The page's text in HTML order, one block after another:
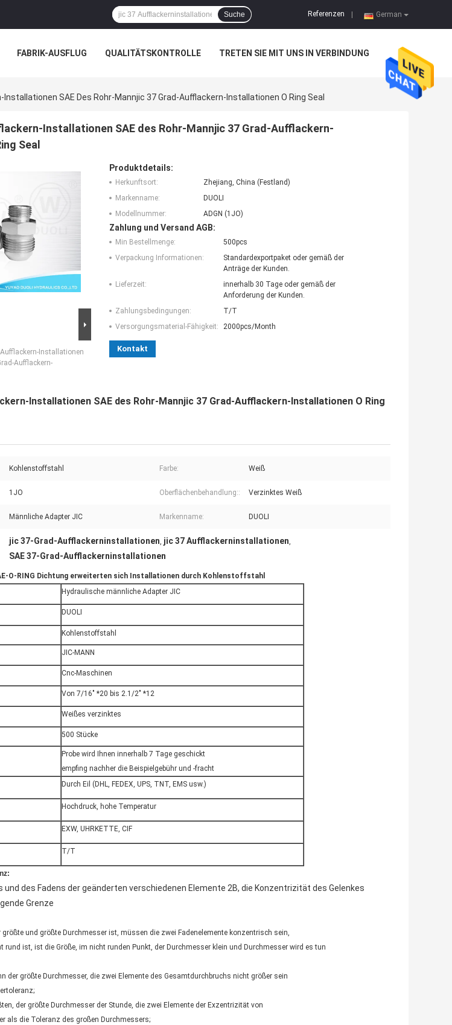
German
Referenzen
Suche
FABRIK-AUSFLUG QUALITÄTSKONTROLLE TRETEN SIE MIT UNS IN VERBINDUNG
SAE Des Rohr-Mannjic 37 Grad-Aufflackern-Installationen O Ring Seal
Installationen SAE des Rohr-Mannjic 37 Grad-Aufflackern-
Seal
Installationen
Aufflackern-
Produktdetails:
Herkunftsort:
Zhejiang, China (Festland)
Markenname:
DUOLI
Modellnummer:
ADGN (1JO)
Zahlung und Versand AGB:
Min Bestellmenge:
500pcs
Verpackung Informationen:
Standardexportpaket oder gemäß der
Anträge der Kunden.
Lieferzeit:
innerhalb 30 Tage oder gemäß der
Anforderung der Kunden.
Zahlungsbedingungen:
T/T
Versorgungsmaterial-Fähigkeit:
2000pcs/Month
Kontakt
Installationen SAE des Rohr-Mannjic 37 Grad-Aufflackern-Installationen O Ring
Kohlenstoffstahl Farbe: Weiß
1JO Oberflächenbehandlung:: Verzinktes Weiß
Männliche Adapter JIC Markenname: DUOLI
jic 37-Grad-Aufflackerninstallationen, jic 37 Aufflackerninstallationen,
SAE 37-Grad-Aufflackerninstallationen
O-RING Dichtung erweiterten sich Installationen durch Kohlenstoffstahl
Hydraulische männliche Adapter JIC
DUOLI
Kohlenstoffstahl
JIC-MANN
Cnc-Maschinen
Von 7/16" *20 bis 2.1/2" *12
Weißes verzinktes
500 Stücke
Probe wird Ihnen innerhalb 7 Tage geschickt
empfing nachher die Beispielgebühr und -fracht
Durch Eil (DHL, FEDEX, UPS, TNT, EMS usw.)
Hochdruck, hohe Temperatur
EXW, UHRKETTE, CIF
T/T
und des Fadens der geänderten verschiedenen Elemente 2B, die Konzentrizität des Gelenkes
Grenze
größte und größte Durchmesser ist, müssen die zwei Fadenelemente konzentrisch sein,
rund ist, ist die Größe, im nicht runden Punkt, der Durchmesser klein und Durchmesser wird es tun
der größte Durchmesser, die zwei Elemente des Gesamtdurchbruchs nicht größer sein
der größte Durchmesser der Stunde, die zwei Elemente der Exzentrizität von
als die Toleranz des großen Durchmessers;